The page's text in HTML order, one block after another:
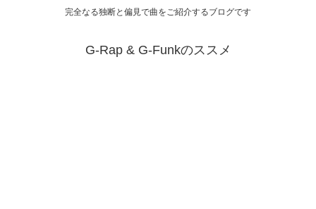
完全なる独断と偏見で曲をご紹介するブログです
G-Rap & G-Funkのススメ